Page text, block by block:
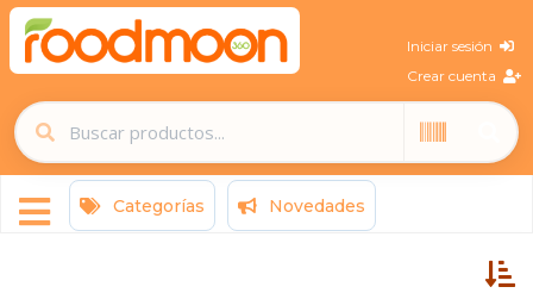
Iniciar sesión
Crear cuenta
Categorías Novedades